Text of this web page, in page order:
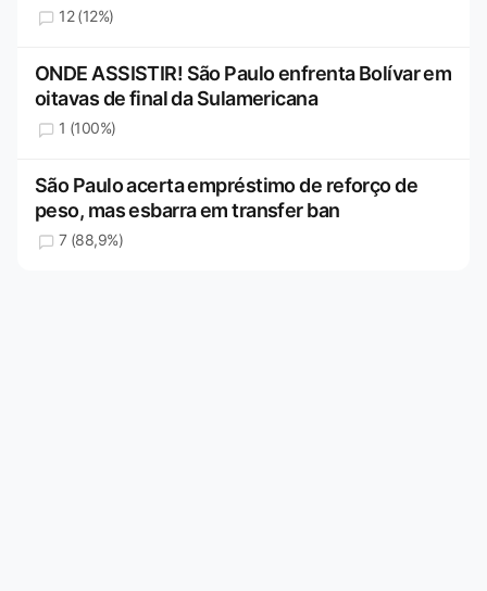
12 (12%)
ONDE ASSISTIR! São Paulo enfrenta Bolívar em
oitavas de final da Sulamericana
1 (100%)
São Paulo acerta empréstimo de reforço de
peso, mas esbarra em transfer ban
7 (88,9%)